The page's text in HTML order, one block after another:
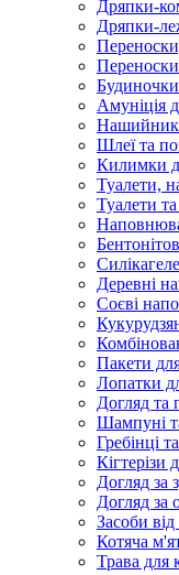
Дряпки-
Дряпки-
Переноски
Будиночки
Амуніція
Шлеї та
Килимки
Туалети,
Туалети
Деревні
Соєві
Пакети
Лопатки
Догляд та
Шампуні
Гребінці
Кігтерізи
Догляд за
Догляд за
Засоби
Котяча
Трава для